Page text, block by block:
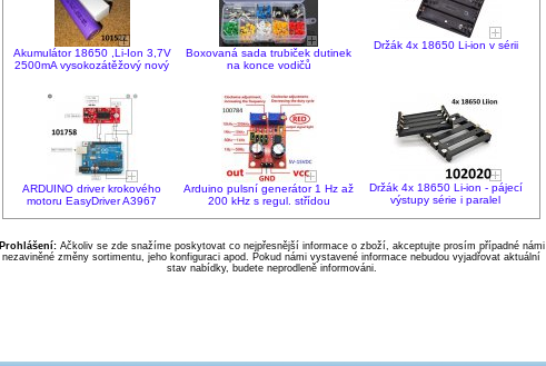
Akumulátor 18650 ,Li-Ion 3,7V
2500mA vysokozátěžový nový
Boxovaná sada trubiček dutinek
na konce vodičů
Držák 4x 18650 Li-ion v sérii
ARDUINO driver krokového
motoru EasyDriver A3967
Arduino pulsní generátor 1 Hz až
200 kHz s regul. střídou
Držák 4x 18650 Li-ion - pájecí
výstupy série i paralel
Prohlášení:Ačkoliv se zde snažíme poskytovat co nejpřesnější informace o zboží, akceptujte prosím případné námi
nezaviněné změny sortimentu, jeho konfiguraci apod. Pokud námi vystavené informace nebudou vyjadřovat aktuální
stav nabídky, budete neprodleně informováni.